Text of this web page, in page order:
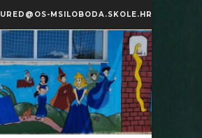
URED@OS-MSILOBODA.SKOLE.HR